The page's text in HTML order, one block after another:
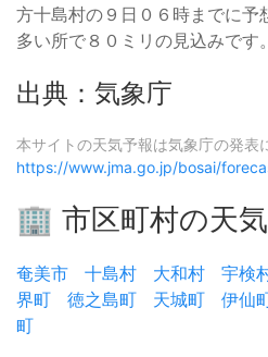
方十島村の９日０６時までに予
多い所で８０ミリの見込みです。
出典：気象庁
本サイトの天気予報は気象庁の発表
https://www.jma.go.jp/bosai/
🏢 市区町村の天気
奄美市 十島村 大和村 宇検
界町
徳之島町 天城町 伊仙
町